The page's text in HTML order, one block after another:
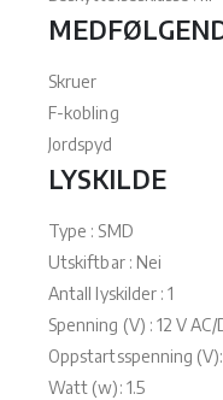
Skruer
F-kobling
Jordspyd
LYSKILDE
Type : SMD
Utskiftbar : Nei
Antall lyskilder : 1
Spenning (V) : 12 V AC/
Oppstartsspenning
Watt (w): 1.5